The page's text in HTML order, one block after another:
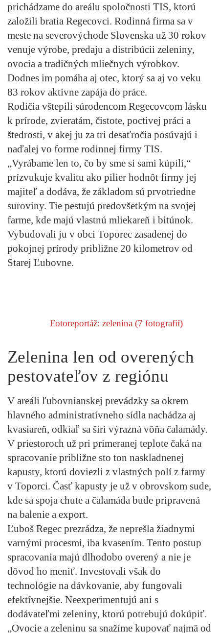
prichádzame do areálu spoločnosti TIS, ktorú
založili bratia Regecovci. Rodinná firma sa v
meste na severovýchode Slovenska už 30 rokov
venuje výrobe, predaju a distribúcii zeleniny,
ovocia a tradičných mliečnych výrobkov.
Dodnes im pomáha aj otec, ktorý sa aj vo veku
83 rokov aktívne zapája do práce.
Rodičia vštepili súrodencom Regecovcom lásku
k prírode, zvieratám, čistote, poctivej práci a
štedrosti, v akej ju za tri desaťročia posúvajú i
naďalej vo forme rodinnej firmy TIS.
„Vyrábame len to, čo by sme si sami kúpili,“
prízvukuje kvalitu ako pilier hodnôt firmy jej
majiteľ a dodáva, že základom sú prvotriedne
suroviny. Tie pestujú predovšetkým na svojej
farme, kde majú vlastnú mliekareň i bitúnok.
Vybudovali ju v obci Toporec zasadenej do
pokojnej prírody približne 20 kilometrov od
Starej Ľubovne.
Fotoreportáž: zelenina (7 fotografií)
Zelenina len od overených
pestovateľov z regiónu
V areáli ľubovnianskej prevádzky sa okrem
hlavného administratívneho sídla nachádza aj
kvasiareň, odkiaľ sa šíri výrazná vôňa čalamády.
V priestoroch už pri primeranej teplote čaká na
spracovanie približne sto ton naskladnenej
kapusty, ktorú doviezli z vlastných polí z farmy
v Toporci. Časť kapusty je už v obrovskom sude,
kde sa spoja chute a čalamáda bude pripravená
na balenie a export.
Ľuboš Regec prezrádza, že neprešla žiadnymi
varnými procesmi, iba kvasením. Tento postup
spracovania majú dlhodobo overený a nie je
dôvod ho meniť. Investovali však do
technológie na dávkovanie, aby fungovali
efektívnejšie. Neexperimentujú ani s
dodávateľmi zeleniny, ktorú potrebujú dokúpiť.
„Ovocie a zeleninu sa snažíme kupovať najmä od